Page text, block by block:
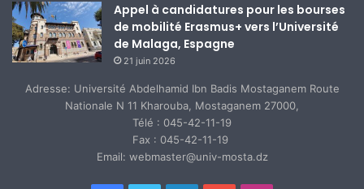
Appel à candidatures pour les bourses
de mobilité Erasmus+ vers l’Université
de Malaga, Espagne
21 juin 2026
Adresse: Université Abdelhamid Ibn Badis Mostaganem Route
Nationale N 11 Kharouba, Mostaganem 27000,
Télé : 045-42-11-19
Fax : 045-42-11-19
Email: webmaster@univ-mosta.dz